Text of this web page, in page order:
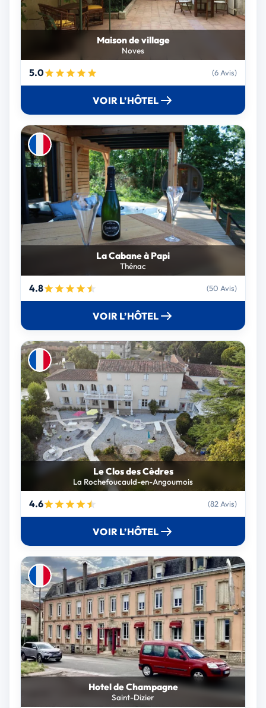
Maison de village
Noves
5.0 (6 Avis)
VOIR L’HÔTEL
La Cabane à Papi
Thénac
4.8 (50 Avis)
VOIR L’HÔTEL
Le Clos des Cèdres
La Rochefoucauld-en-Angoumois
4.6 (82 Avis)
VOIR L’HÔTEL
Hotel de Champagne
Saint-Dizier